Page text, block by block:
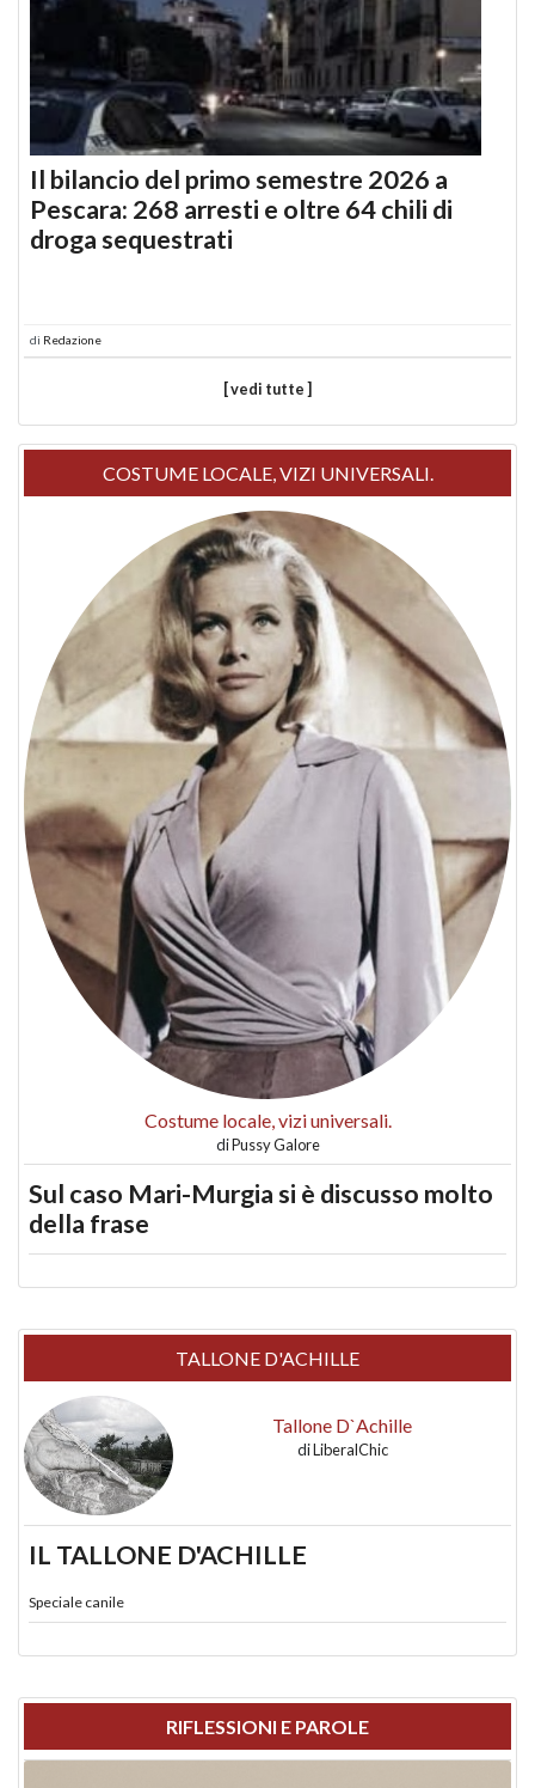
Il bilancio del primo semestre 2026 a
Pescara: 268 arresti e oltre 64 chili di
droga sequestrati
di Redazione
[ vedi tutte ]
COSTUME LOCALE, VIZI UNIVERSALI.
Costume locale, vizi universali.
diPussy Galore
Sul caso Mari-Murgia si è discusso molto
della frase
TALLONE D'ACHILLE
Tallone D`Achille
diLiberalChic
IL TALLONE D'ACHILLE
Speciale canile
RIFLESSIONI E PAROLE